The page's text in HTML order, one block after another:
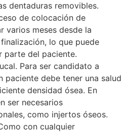
dentaduras removibles.
de colocación de
varios meses desde la
lo que puede
parte del paciente.
Para ser candidato a
paciente debe tener una salud
densidad ósea. En
ser necesarios
como injertos óseos.
con cualquier